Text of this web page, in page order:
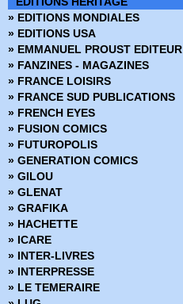
› 69 - 70
› 71 - 72
› 73 - 74
75 - 76
› 77 - 78
› 79 - 80
› 81 - 82
› 83 - 84
› 85 - 86
› 87 - 88
› 89 - 90
› 91 - 92
› 93 - 94
› 95 - 96
› 97 - 98
› 99 - 100
› 101 - 102
› 103 - 104
› 105 - 106
» EDITIONS MONDIALES
» EDITIONS USA
» EMMANUEL PROUST EDITEUR
» FANZINES - MAGAZINES
» FRANCE LOISIRS
» FRANCE SUD PUBLICATIONS
» FRENCH EYES
» FUSION COMICS
» FUTUROPOLIS
» GENERATION COMICS
» GILOU
» GLENAT
» GRAFIKA
» HACHETTE
» ICARE
» INTER-LIVRES
» INTERPRESSE
» LE TEMERAIRE